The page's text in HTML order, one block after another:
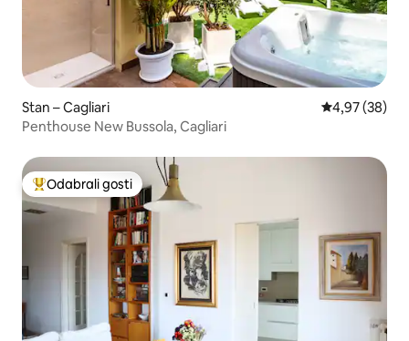
Stan – Cagliari Prosječna
4,97 (38)
Penthouse New Bussola, Cagliari
Među najviše rangiranima s oznakom „Odabrali gosti”
Odabrali gosti